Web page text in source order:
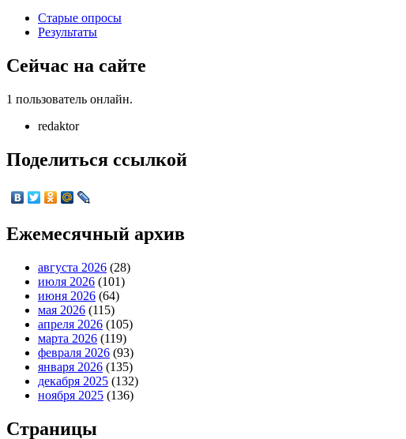
Старые опросы
Результаты
Сейчас на сайте
1 пользователь онлайн.
redaktor
Поделиться ссылкой
Ежемесячный архив
августа 2026 (28)
июля 2026 (101)
июня 2026 (64)
мая 2026 (115)
апреля 2026 (105)
марта 2026 (119)
февраля 2026 (93)
января 2026 (135)
декабря 2025 (132)
ноября 2025 (136)
Страницы